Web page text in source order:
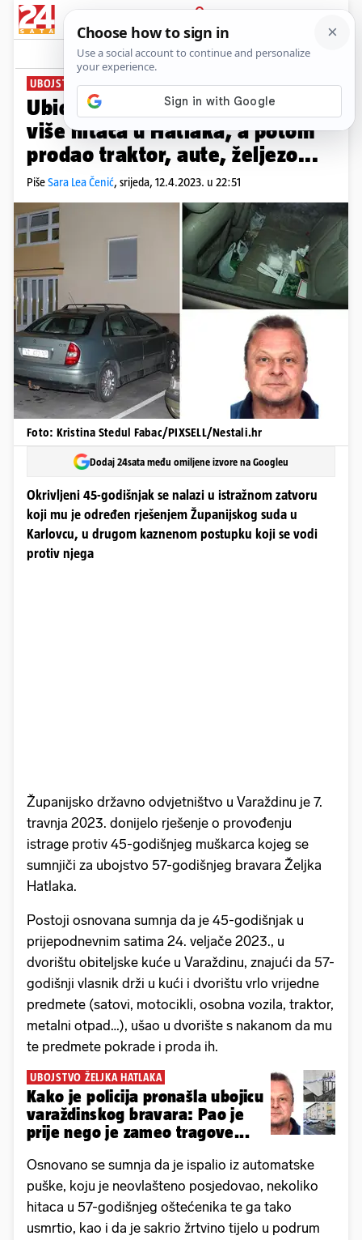
PRIJAVA
News Komentari
UBOJSTVO U VARAŽDINU
Ubio ga zbog 545 eura? Ispalio
više hitaca u Hatlaka, a potom
prodao traktor, aute, željezo...
PišeSara Lea Čenić, srijeda, 12.4.2023. u 22:51
Foto: Kristina Stedul Fabac/PIXSELL/Nestali.hr
Dodaj 24sata među omiljene izvore na Googleu
Okrivljeni 45-godišnjak se nalazi u istražnom zatvoru
koji mu je određen rješenjem Županijskog suda u
Karlovcu, u drugom kaznenom postupku koji se vodi
protiv njega
Županijsko državno odvjetništvo u Varaždinu je 7.
travnja 2023. donijelo rješenje o provođenju
istrage protiv 45-godišnjeg muškarca kojeg se
sumnjiči za ubojstvo 57-godišnjeg bravara Željka
Hatlaka.
Postoji osnovana sumnja da je 45-godišnjak u
prijepodnevnim satima 24. veljače 2023., u
dvorištu obiteljske kuće u Varaždinu, znajući da 57-
godišnji vlasnik drži u kući i dvorištu vrlo vrijedne
predmete (satovi, motocikli, osobna vozila, traktor,
metalni otpad…), ušao u dvorište s nakanom da mu
te predmete pokrade i proda ih.
UBOJSTVO ŽELJKA HATLAKA
Kako je policija pronašla ubojicu
varaždinskog bravara: Pao je
prije nego je zameo tragove...
Osnovano se sumnja da je ispalio iz automatske
puške, koju je neovlašteno posjedovao, nekoliko
hitaca u 57-godišnjeg oštećenika te ga tako
usmrtio, kao i da je sakrio žrtvino tijelo u podrum